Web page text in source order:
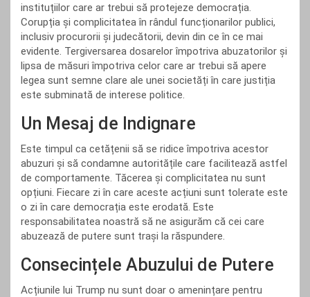
instituțiilor care ar trebui să protejeze democrația.
Corupția și complicitatea în rândul funcționarilor publici,
inclusiv procurorii și judecătorii, devin din ce în ce mai
evidente. Tergiversarea dosarelor împotriva abuzatorilor și
lipsa de măsuri împotriva celor care ar trebui să apere
legea sunt semne clare ale unei societăți în care justiția
este subminată de interese politice.
Un Mesaj de Indignare
Este timpul ca cetățenii să se ridice împotriva acestor
abuzuri și să condamne autoritățile care facilitează astfel
de comportamente. Tăcerea și complicitatea nu sunt
opțiuni. Fiecare zi în care aceste acțiuni sunt tolerate este
o zi în care democrația este erodată. Este
responsabilitatea noastră să ne asigurăm că cei care
abuzează de putere sunt trași la răspundere.
Consecințele Abuzului de Putere
Acțiunile lui Trump nu sunt doar o amenințare pentru